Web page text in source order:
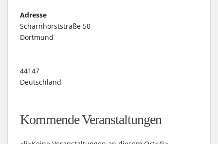
Adresse
Scharnhorststraße 50
Dortmund
44147
Deutschland
Kommende Veranstaltungen